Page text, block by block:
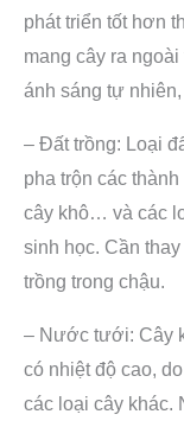
phát triển tốt hơn
mang cây ra
ánh sáng tự
– Đất trồng: Loại
pha trộn các
cây khô… và các
sinh học. Cần
trồng trong chậu.
– Nước tưới: Cây
có nhiệt độ cao,
các loại cây khác.